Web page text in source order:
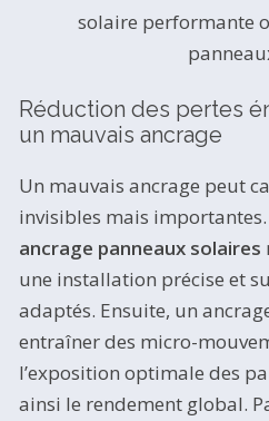
solaire performante
Réduction des pertes
un mauvais ancrage
Un mauvais ancrage peut
invisibles mais importantes.
ancrage panneaux solaires
une installation précise et
adaptés. Ensuite, un
entraîner des micro-
l’exposition optimale des
ainsi le rendement global.